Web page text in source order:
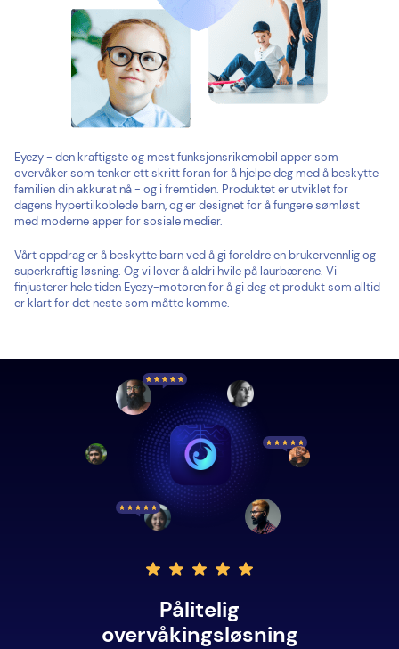
Eyezy - den kraftigste og mest funksjonsrikemobil apper som
overvåker som tenker ett skritt foran for å hjelpe deg med å beskytte
familien din akkurat nå - og i fremtiden. Produktet er utviklet for
dagens hypertilkoblede barn, og er designet for å fungere sømløst
med moderne apper for sosiale medier.
Vårt oppdrag er å beskytte barn ved å gi foreldre en brukervennlig og
superkraftig løsning. Og vi lover å aldri hvile på laurbærene. Vi
finjusterer hele tiden Eyezy-motoren for å gi deg et produkt som alltid
er klart for det neste som måtte komme.
Pålitelig
overvåkingsløsning